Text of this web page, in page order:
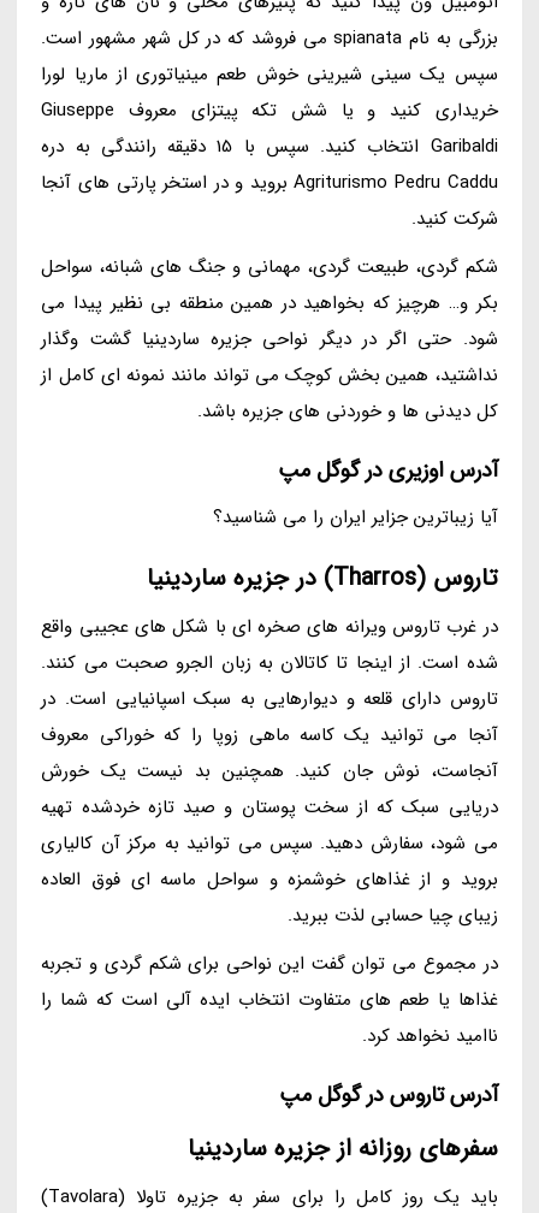
بزرگی به نام spianata می فروشد که در کل شهر مشهور است.
سپس یک سینی شیرینی خوش طعم مینیاتوری از ماریا لورا
خریداری کنید و یا شش تکه پیتزای معروف Giuseppe
Garibaldi انتخاب کنید. سپس با 15 دقیقه رانندگی به دره
Agriturismo Pedru Caddu بروید و در استخر پارتی های آنجا
شرکت کنید.
شکم گردی، طبیعت گردی، مهمانی و جنگ های شبانه، سواحل
بکر و… هرچیز که بخواهید در همین منطقه بی نظیر پیدا می
شود. حتی اگر در دیگر نواحی جزیره ساردینیا گشت وگذار
نداشتید، همین بخش کوچک می تواند مانند نمونه ای کامل از
کل دیدنی ها و خوردنی های جزیره باشد.
آدرس اوزیری در گوگل مپ
آیا زیباترین جزایر ایران را می شناسید؟
تاروس (Tharros) در جزیره ساردینیا
در غرب تاروس ویرانه های صخره ای با شکل های عجیبی واقع
شده است. از اینجا تا کاتالان به زبان الجرو صحبت می کنند.
تاروس دارای قلعه و دیوارهایی به سبک اسپانیایی است. در
آنجا می توانید یک کاسه ماهی زوپا را که خوراکی معروف
آنجاست، نوش جان کنید. همچنین بد نیست یک خورش
دریایی سبک که از سخت پوستان و صید تازه خردشده تهیه
می شود، سفارش دهید. سپس می توانید به مرکز آن کالیاری
بروید و از غذاهای خوشمزه و سواحل ماسه ای فوق العاده
زیبای چیا حسابی لذت ببرید.
در مجموع می توان گفت این نواحی برای شکم گردی و تجربه
غذاها یا طعم های متفاوت انتخاب ایده آلی است که شما را
ناامید نخواهد کرد.
آدرس تاروس در گوگل مپ
سفرهای روزانه از جزیره ساردینیا
باید یک روز کامل را برای سفر به جزیره تاولا (Tavolara)